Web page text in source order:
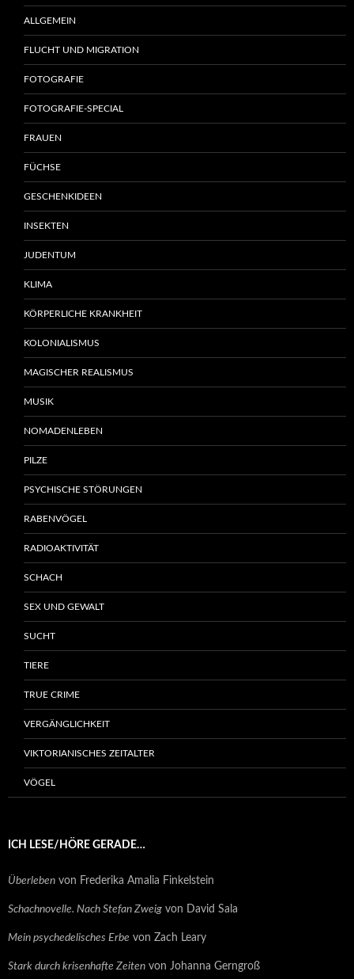
ALLGEMEIN
FLUCHT UND MIGRATION
FOTOGRAFIE
FOTOGRAFIE-SPECIAL
FRAUEN
FÜCHSE
GESCHENKIDEEN
INSEKTEN
JUDENTUM
KLIMA
KÖRPERLICHE KRANKHEIT
KOLONIALISMUS
MAGISCHER REALISMUS
MUSIK
NOMADENLEBEN
PILZE
PSYCHISCHE STÖRUNGEN
RABENVÖGEL
RADIOAKTIVITÄT
SCHACH
SEX UND GEWALT
SUCHT
TIERE
TRUE CRIME
VERGÄNGLICHKEIT
VIKTORIANISCHES ZEITALTER
VÖGEL
ICH LESE/HÖRE GERADE…
Überleben von Frederika Amalia Finkelstein
Schachnovelle. Nach Stefan Zweig von David Sala
Mein psychedelisches Erbe von Zach Leary
Stark durch krisenhafte Zeiten von Johanna Gerngroß